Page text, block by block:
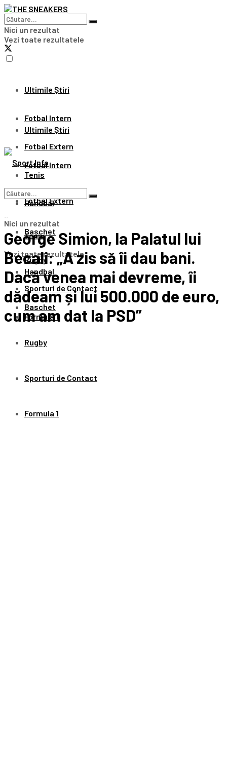
Nici un rezultat
Vezi toate rezultatele
Ultimile Știri
Fotbal Intern
Fotbal Extern
Tenis
Handbal
Baschet
Rugby
Sporturi de Contact
Formula 1
Ultimile Știri
Fotbal Intern
Fotbal Extern
Tenis
Handbal
Baschet
Rugby
Sporturi de Contact
Formula 1
Nici un rezultat
Vezi toate rezultatele
George Simion, la Palatul lui
Becali: „A zis să îi dau bani.
Dacă venea mai devreme, îi
dădeam și lui 500.000 de euro,
cum am dat la PSD”